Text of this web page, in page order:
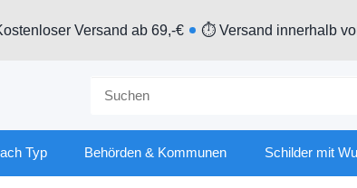
Versand ab 69,-€ ⏱ Versand innerhalb
Typ Behörden & Kommunen Schilder mit